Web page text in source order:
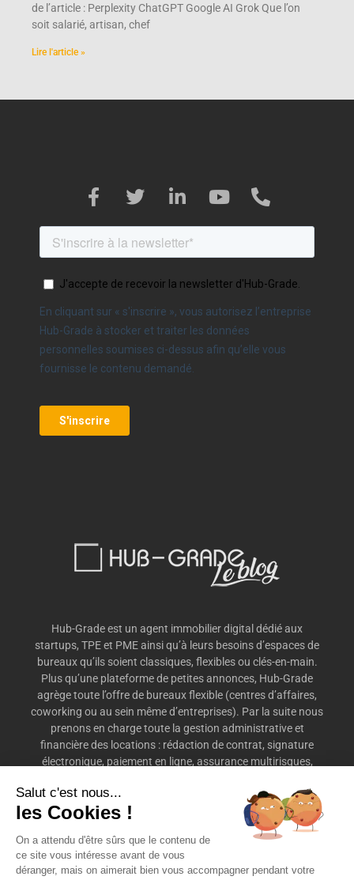
de l’article : Perplexity ChatGPT Google AI Grok Que l’on
soit salarié, artisan, chef
Lire l'article »
Hub-Grade est un agent immobilier digital dédié aux
startups, TPE et PME ainsi qu’à leurs besoins d’espaces de
bureaux qu’ils soient classiques, flexibles ou clés-en-main.
Plus qu’une plateforme de petites annonces, Hub-Grade
agrège toute l’offre de bureaux flexible (centres d’affaires,
coworking ou au sein même d’entreprises). Par la suite nous
prenons en charge toute la gestion administrative et
financière des locations : rédaction de contrat, signature
électronique, paiement en ligne, assurance multirisques,
Salut c'est nous...
les Cookies !
On a attendu d'être sûrs que le contenu de
ce site vous intéresse avant de vous
déranger, mais on aimerait bien vous accompagner pendant votre